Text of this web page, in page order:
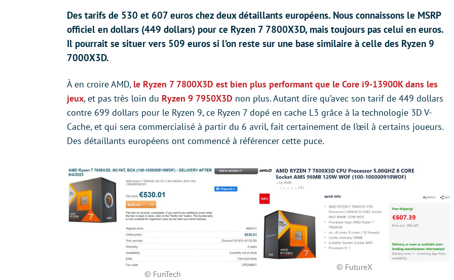
Des tarifs de 530 et 607 euros chez deux détaillants européens. Nous connaissons le MSRP
officiel en dollars (449 dollars) pour ce Ryzen 7 7800X3D, mais toujours pas celui en euros.
Il pourrait se situer vers 509 euros si l’on reste sur une base similaire à celle des Ryzen 9
7000X3D.
À en croire AMD, le Ryzen 7 7800X3D est bien plus performant que le Core i9-13900K dans les
jeux, et pas très loin du Ryzen 9 7950X3D non plus. Autant dire qu’avec son tarif de 449 dollars
contre 699 dollars pour le Ryzen 9, ce Ryzen 7 dopé en cache L3 grâce à la technologie 3D V-
Cache, et qui sera commercialisé à partir du 6 avril, fait certainement de l’œil à certains joueurs.
Des détaillants européens ont commencé à référencer cette puce.
© FunTech
© FutureX